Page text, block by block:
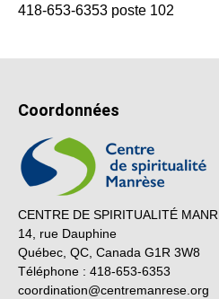
418-653-6353 poste 102
Coordonnées
CENTRE DE SPIRITUALITÉ
14, rue Dauphine
Québec, QC, Canada G1R 3W8
Téléphone : 418-653-6353
coordination@centremanrese.org